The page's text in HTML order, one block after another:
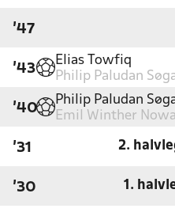
'47
'43
Elias Towfiq
Philip Paludan
'40
Philip Paludan
Emil Winther
'31 2.
'30 1.